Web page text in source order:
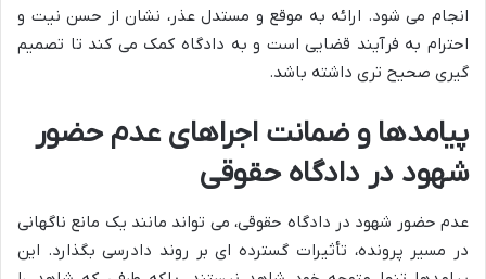
انجام می شود. ارائه به موقع و مستدل عذر، نشان از حسن نیت و
احترام به فرآیند قضایی است و به دادگاه کمک می کند تا تصمیم
گیری صحیح تری داشته باشد.
پیامدها و ضمانت اجراهای عدم حضور
شهود در دادگاه حقوقی
عدم حضور شهود در دادگاه حقوقی، می تواند مانند یک مانع ناگهانی
در مسیر پرونده، تأثیرات گسترده ای بر روند دادرسی بگذارد. این